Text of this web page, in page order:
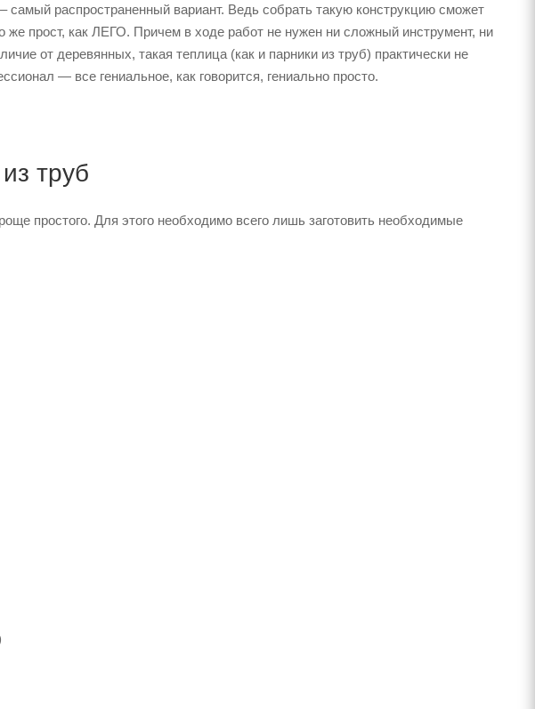
– самый распространенный вариант. Ведь собрать такую конструкцию сможет
прост, как ЛЕГО. Причем в ходе работ не нужен ни сложный инструмент, ни
от деревянных, такая теплица (как и парники из труб) практически не
— все гениальное, как говорится, гениально просто.
труб
простого. Для этого необходимо всего лишь заготовить необходимые